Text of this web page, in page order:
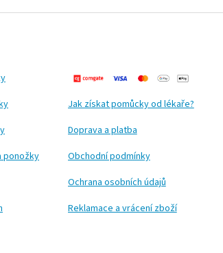
ponožky
Jak získat pomůcky od lékaře?
Doprava a platba
Obchodní podmínky
Ochrana osobních údajů
Reklamace a vrácení zboží